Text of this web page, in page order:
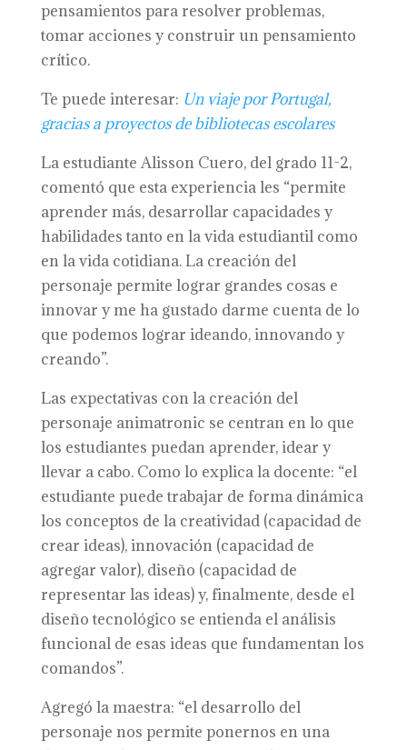
pensamientos para resolver problemas,
tomar acciones y construir un pensamiento
crítico.
Te puede interesar: Un viaje por Portugal,
gracias a proyectos de bibliotecas escolares
La estudiante Alisson Cuero, del grado 11-2,
comentó que esta experiencia les “permite
aprender más, desarrollar capacidades y
habilidades tanto en la vida estudiantil como
en la vida cotidiana. La creación del
personaje permite lograr grandes cosas e
innovar y me ha gustado darme cuenta de lo
que podemos lograr ideando, innovando y
creando”.
Las expectativas con la creación del
personaje animatronic se centran en lo que
los estudiantes puedan aprender, idear y
llevar a cabo. Como lo explica la docente: “el
estudiante puede trabajar de forma dinámica
los conceptos de la creatividad (capacidad de
crear ideas), innovación (capacidad de
agregar valor), diseño (capacidad de
representar las ideas) y, finalmente, desde el
diseño tecnológico se entienda el análisis
funcional de esas ideas que fundamentan los
comandos”.
Agregó la maestra: “el desarrollo del
personaje nos permite ponernos en una